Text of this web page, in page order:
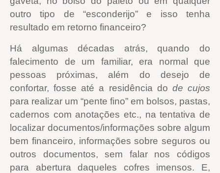
outro tipo de “esconderijo” e isso tenha
resultado em retorno financeiro?
Há algumas décadas atrás, quando do
falecimento de um familiar, era normal que
pessoas próximas, além do desejo de
confortar, fosse até a residência do de cujos
para realizar um “pente fino” em bolsos, pastas,
cadernos com anotações etc., na tentativa de
localizar documentos/informações sobre algum
bem financeiro, informações sobre seguros ou
outros documentos, sem falar nos códigos
para abertura daqueles cofres imensos. E,